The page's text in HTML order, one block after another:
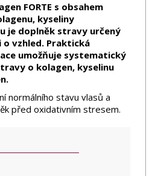
FORTE s obsahem
kyseliny
je doplněk stravy určený
o vzhled. Praktická
umožňuje systematický
o kolagen, kyselinu
normálního stavu vlasů a
před oxidativním stresem.